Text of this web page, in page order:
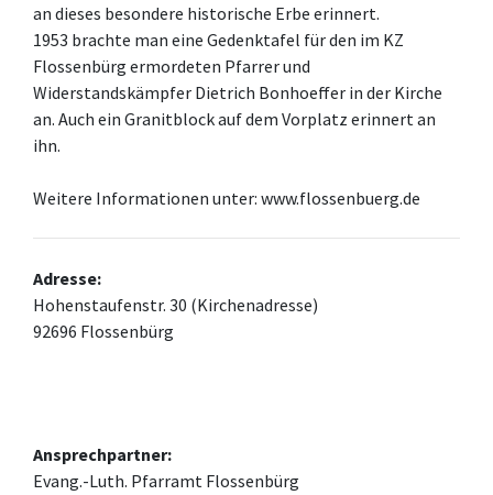
an dieses besondere historische Erbe erinnert.
1953 brachte man eine Gedenktafel für den im KZ
Flossenbürg ermordeten Pfarrer und
Widerstandskämpfer Dietrich Bonhoeffer in der Kirche
an. Auch ein Granitblock auf dem Vorplatz erinnert an
ihn.
Weitere Informationen unter: www.flossenbuerg.de
Adresse:
Hohenstaufenstr. 30 (Kirchenadresse)
92696 Flossenbürg
Ansprechpartner:
Evang.-Luth. Pfarramt Flossenbürg